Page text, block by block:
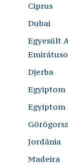
Ciprus
Dubai
Egyesült
Djerba
Egyiptom
Egyiptom
Jordánia
Madeira